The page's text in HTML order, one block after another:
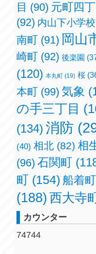
目 (90) 元町四丁
(92) 内山下小学校
南町 (91) 岡山
崎町 (92) 後楽園
(120) 本丸町(19) 桜
本町 (99) 気象
の手三丁目
(134) 消防
(40) 相北(82) 相
(96) 石関町
町(154) 船着町
(188) 西大寺
カウンター
74744